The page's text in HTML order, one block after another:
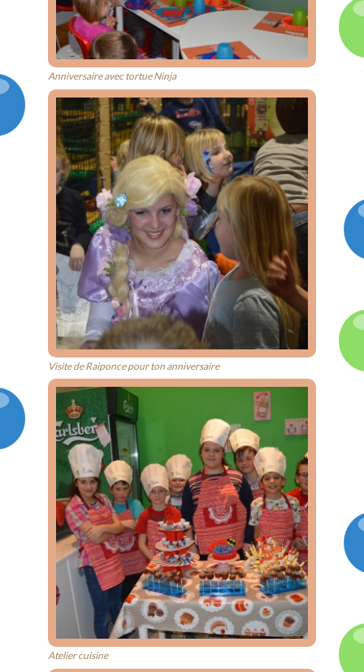
Anniversaire avec tortue Ninja
Visite de Raiponce pour ton anniversaire
Atelier cuisine